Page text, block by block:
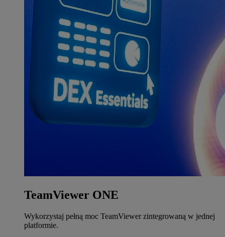
TeamViewer ONE
Wykorzystaj pełną moc TeamViewer zintegrowaną w jednej
platformie.